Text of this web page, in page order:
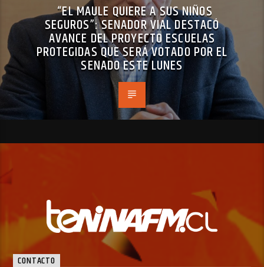
“EL MAULE QUIERE A SUS NIÑOS
SEGUROS”: SENADOR VIAL DESTACÓ
AVANCE DEL PROYECTO ESCUELAS
PROTEGIDAS QUE SERÁ VOTADO POR EL
SENADO ESTE LUNES
CONTACTO